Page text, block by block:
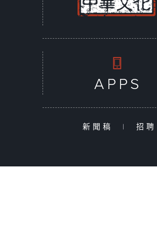
新聞稿 | 招聘